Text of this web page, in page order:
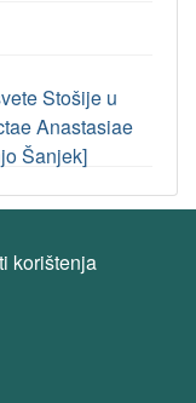
Stošije u
Anastasiae
Šanjek]
korištenja